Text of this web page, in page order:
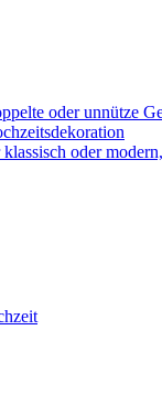
oder unnütze
oder